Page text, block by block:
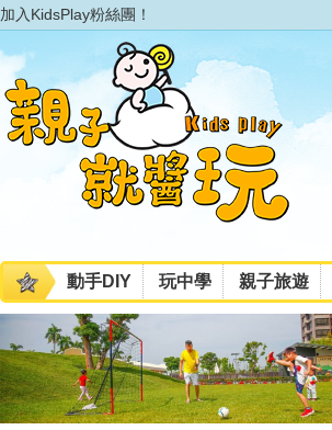
加入KidsPlay粉絲團！
動手DIY 玩中學 親子旅遊